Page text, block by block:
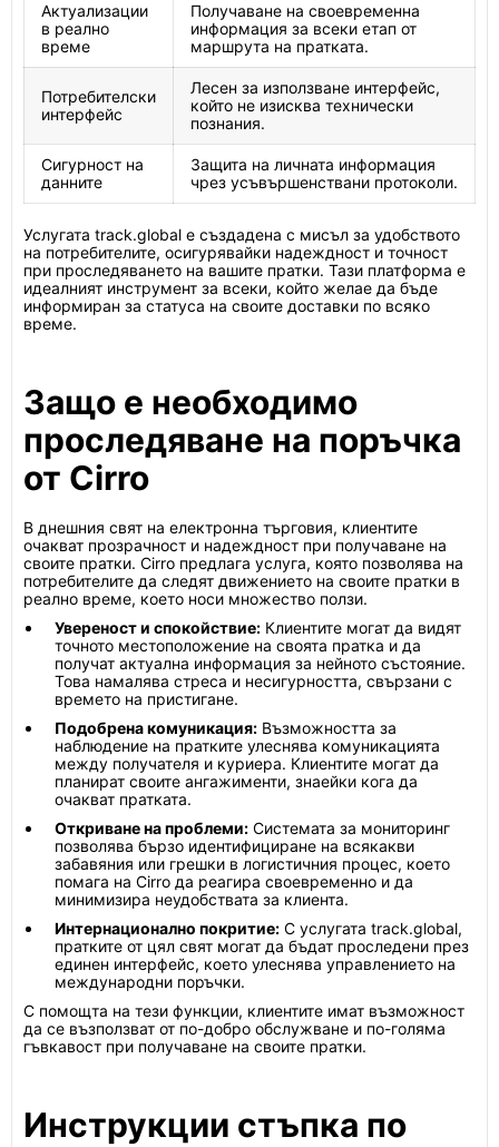
Актуализации
в реално
време
Получаване на своевременна
информация за всеки етап от
маршрута на пратката.
Потребителски
интерфейс
Лесен за използване интерфейс,
който не изисква технически
познания.
Сигурност на
данните
Защита на личната информация
чрез усъвършенствани протоколи.
Услугата track.global е създадена с мисъл за удобството
на потребителите, осигурявайки надеждност и точност
при проследяването на вашите пратки. Тази платформа е
идеалният инструмент за всеки, който желае да бъде
информиран за статуса на своите доставки по всяко
време.
Защо е необходимо
проследяване на поръчка
от Cirro
В днешния свят на електронна търговия, клиентите
очакват прозрачност и надеждност при получаване на
своите пратки. Cirro предлага услуга, която позволява на
потребителите да следят движението на своите пратки в
реално време, което носи множество ползи.
Увереност и спокойствие: Клиентите могат да видят
точното местоположение на своята пратка и да
получат актуална информация за нейното състояние.
Това намалява стреса и несигурността, свързани с
времето на пристигане.
Подобрена комуникация: Възможността за
наблюдение на пратките улеснява комуникацията
между получателя и куриера. Клиентите могат да
планират своите ангажименти, знаейки кога да
очакват пратката.
Откриване на проблеми: Системата за мониторинг
позволява бързо идентифициране на всякакви
забавяния или грешки в логистичния процес, което
помага на Cirro да реагира своевременно и да
минимизира неудобствата за клиента.
Интернационално покритие: С услугата track.global,
пратките от цял свят могат да бъдат проследени през
единен интерфейс, което улеснява управлението на
международни поръчки.
С помощта на тези функции, клиентите имат възможност
да се възползват от по-добро обслужване и по-голяма
гъвкавост при получаване на своите пратки.
Инструкции стъпка по